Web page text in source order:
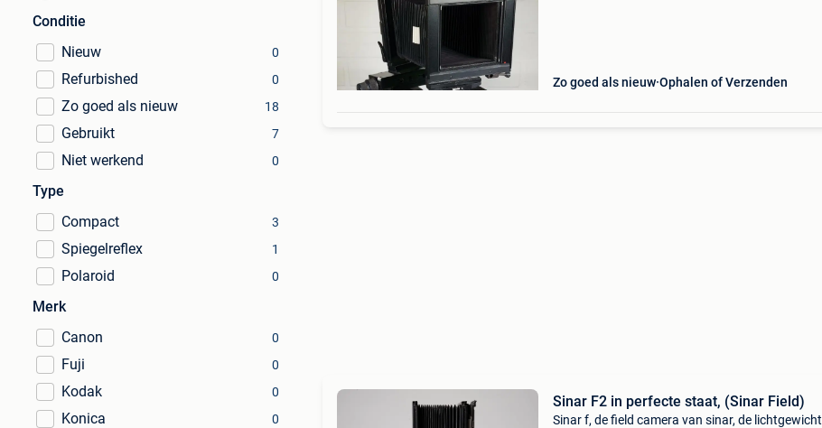
Conditie
Nieuw
0
Refurbished 0
Zo goed als nieuw 18
Gebruikt 7
Niet werkend 0
Type
Compact
3
Spiegelreflex 1
Polaroid 0
Merk
Canon
0
Fuji 0
Kodak 0
Konica 0
Zo goed als nieuw Ophalen of Verzenden
Sinar F2 in perfecte staat, (Sinar Field)
Sinar f, de field camera van sinar, de lichtgewicht